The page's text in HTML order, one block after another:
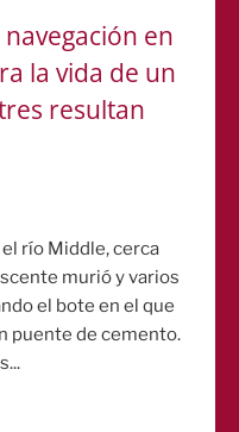
en
la vida de un
resultan
río Middle, cerca
murió y varios
el bote en el que
puente de cemento.